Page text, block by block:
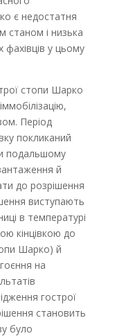
є недостатня
станом і низька
фахівців у цьому
стопи Шарко
Період
покликаний
подальшому
й
до розрішення
виступають
в температурі
кінцівкою до
Шарко) й
на
гострої
становить
було